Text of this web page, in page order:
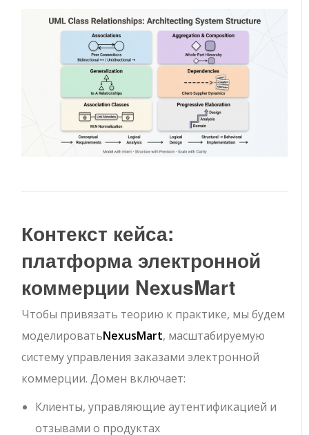
Контекст кейса:
платформа электронной
коммерции NexusMart
Чтобы привязать теорию к практике, мы будем
моделироватьNexusMart, масштабируемую
систему управления заказами электронной
коммерции. Домен включает:
Клиенты, управляющие аутентификацией и
отзывами о продуктах